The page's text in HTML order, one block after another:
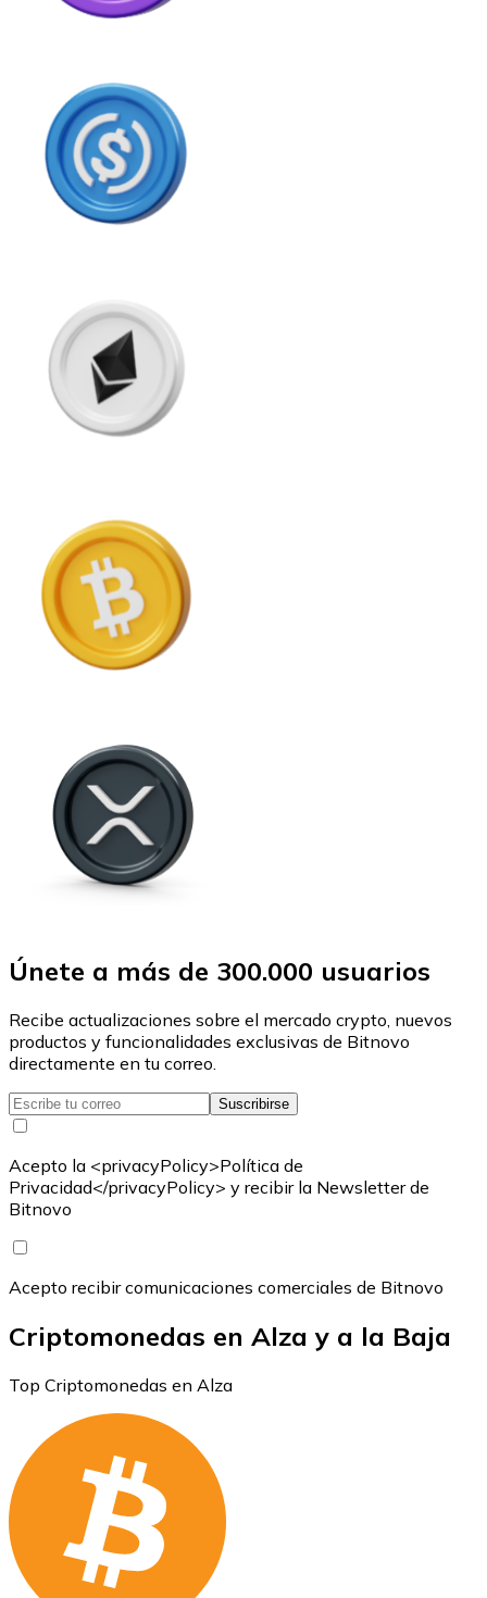
Únete a más de 300.000 usuarios
Recibe actualizaciones sobre el mercado crypto, nuevos
productos y funcionalidades exclusivas de Bitnovo
directamente en tu correo.
Suscribirse
Acepto la <privacyPolicy>Política de
Privacidad</privacyPolicy> y recibir la Newsletter de
Bitnovo
Acepto recibir comunicaciones comerciales de Bitnovo
Criptomonedas en Alza y a la Baja
Top Criptomonedas en Alza